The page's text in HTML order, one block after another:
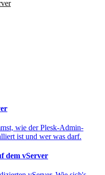
wie der Plesk-Admin-
ist und wer was darf.
dem vServer